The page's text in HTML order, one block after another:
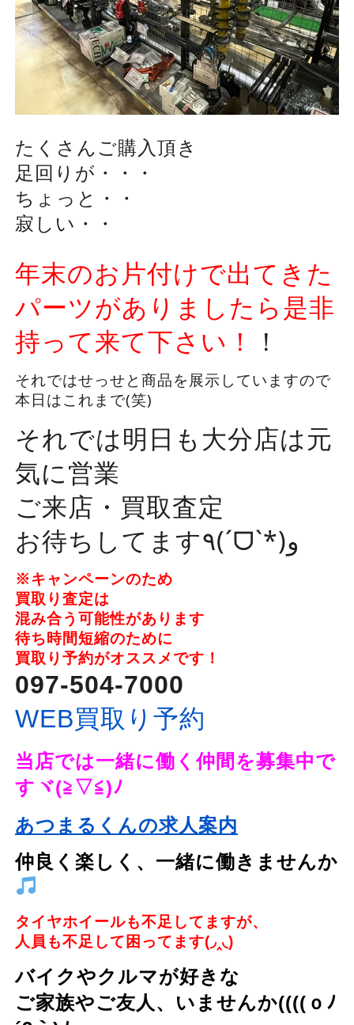
たくさんご購入頂き
足回りが・・・
ちょっと・・
寂しい・・
年末のお片付けで出てきた
パーツがありましたら是非
持って来て下さい！
！
それではせっせと商品を展示していますので
本日はこれまで(笑)
それでは明日も大分店は元
気に営業
ご来店・買取査定
お待ちしてます٩(ˊᗜˋ*)و
※キャンペーンのため
買取り査定は
混み合う可能性があります
待ち時間短縮のために
買取り予約がオススメです！
097-504-7000
WEB買取り予約
当店では一緒に働く仲間を募集中で
すヾ(≧▽≦)ﾉ
あつまるくんの求人案内
仲良く楽しく、一緒に働きませんか
タイヤホイールも不足してますが、
人員も不足して困ってます(◞‸◟)
バイクやクルマが好きな
ご家族やご友人、いませんか((((ｏﾉ